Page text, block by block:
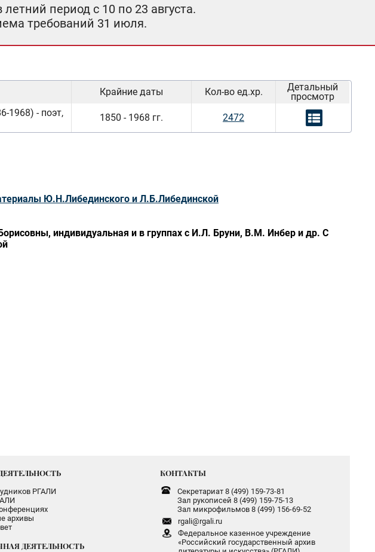
период с 10 по 23 августа.
требований 31 июля.
Крайние даты Кол-во ед.хр.
Детальный
просмотр
1968) - поэт,
1850 - 1968 гг. 2472
Ю.Н.Либединского и Л.Б.Либединской
индивидуальная и в группах с И.Л. Бруни, В.М. Инбер и др. С
РГАЛИ
архивы
ДЕЯТЕЛЬНОСТЬ
КОНТАКТЫ
Секретариат 8 (499) 159-73-81
Зал рукописей 8 (499) 159-75-13
Зал микрофильмов 8 (499) 156-69-52
rgali@rgali.ru
Федеральное казенное учреждение
«Российский государственный архив